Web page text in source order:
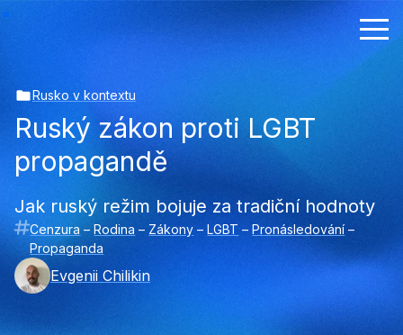
Rusko v kontextu
Ruský zákon proti LGBT
propagandě
Jak ruský režim bojuje za tradiční hodnoty
Cenzura – Rodina – Zákony – LGBT – Pronásledování –
Propaganda
Evgenii Chilikin